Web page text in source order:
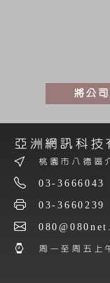
將公
亞洲網訊科技
桃園市八德區
03-3666043
03-3660239
周一至周五